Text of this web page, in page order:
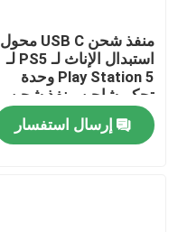
منفذ شحن USB C محول
استبدال الإناث لـ PS5 لـ
Play Station 5 وحدة
تحكم شاحن منفذ شحن
إرسال استفسار